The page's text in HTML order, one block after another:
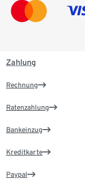
Zahlung
Rechnung
Ratenzahlung
Bankeinzug
Kreditkarte
Paypal